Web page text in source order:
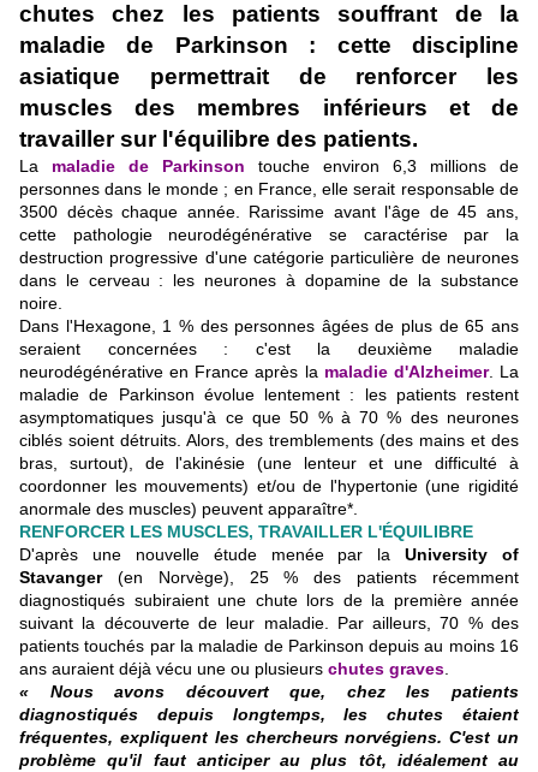
chutes chez les patients souffrant de la
maladie de Parkinson : cette discipline
asiatique permettrait de renforcer les
muscles des membres inférieurs et de
travailler sur l'équilibre des patients.
La maladie de Parkinson touche environ 6,3 millions de
personnes dans le monde ; en France, elle serait responsable de
3500 décès chaque année. Rarissime avant l'âge de 45 ans,
cette pathologie neurodégénérative se caractérise par la
destruction progressive d'une catégorie particulière de neurones
dans le cerveau : les neurones à dopamine de la substance
noire.
Dans l'Hexagone, 1 % des personnes âgées de plus de 65 ans
seraient concernées : c'est la deuxième maladie
neurodégénérative en France après la maladie d'Alzheimer. La
maladie de Parkinson évolue lentement : les patients restent
asymptomatiques jusqu'à ce que 50 % à 70 % des neurones
ciblés soient détruits. Alors, des tremblements (des mains et des
bras, surtout), de l'akinésie (une lenteur et une difficulté à
coordonner les mouvements) et/ou de l'hypertonie (une rigidité
anormale des muscles) peuvent apparaître*.
RENFORCER LES MUSCLES, TRAVAILLER L'ÉQUILIBRE
D'après une nouvelle étude menée par laUniversity of
Stavanger(en Norvège), 25 % des patients récemment
diagnostiqués subiraient une chute lors de la première année
suivant la découverte de leur maladie. Par ailleurs, 70 % des
patients touchés par la maladie de Parkinson depuis au moins 16
ans auraient déjà vécu une ou plusieurs chutes graves
« Nous avons découvert que, chez les patients
diagnostiqués depuis longtemps, les chutes étaient
fréquentes, expliquent les chercheurs norvégiens. C'est un
problème qu'il faut anticiper au plus tôt, idéalement au